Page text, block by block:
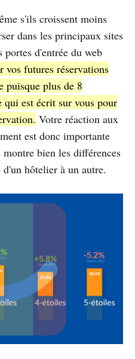
s'ils croissent moins
dans les principaux sites
d'entrée du web
vos futures réservations
puisque plus de 8
qui est écrit sur vous pour
Votre réaction aux
est donc importante
bien les différences
hôtelier à un autre.